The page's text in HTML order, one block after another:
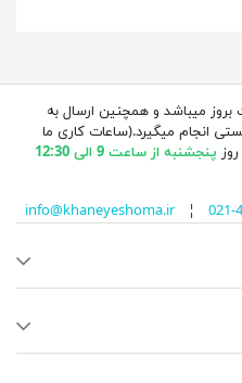
میباشد و همچنین ارسال به
انجام میگیرد.(ساعات کاری ما
پنجشنبه از ساعت 9 الی 12:30
info@khaneyeshoma.ir¦ 021-